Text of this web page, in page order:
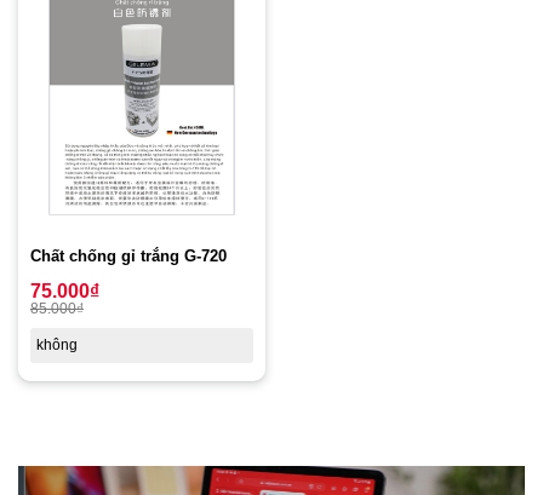
Chất chống gỉ trắng G-720
75.000₫
85.000₫
không